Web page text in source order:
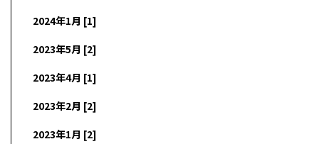
2024年1月 [1]
2023年5月 [2]
2023年4月 [1]
2023年2月 [2]
2023年1月 [2]